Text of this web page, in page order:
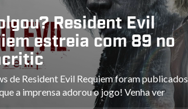
Resident Evil
estreia com 89 no
de Resident Evil Requiem foram publicados
a imprensa adorou o jogo! Venha ver